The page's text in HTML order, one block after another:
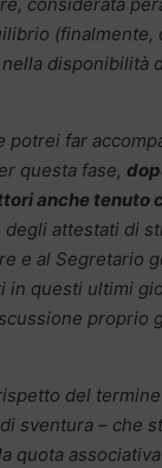
considerata
(finalmente,
disponibilità
potrei far
questa fase,
anche tenuto
degli attestati di
e al Segretario
questi ultimi
proprio
del
sventura – che
associativa